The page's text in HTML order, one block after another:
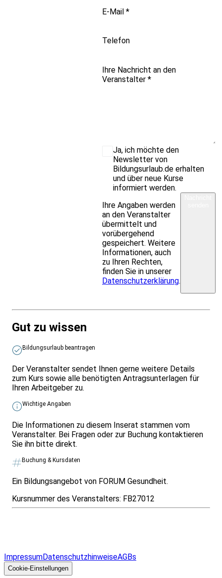
E-Mail *
Telefon
Ihre Nachricht an den
Veranstalter *
Ja, ich möchte den
Newsletter von
Bildungsurlaub.de erhalten
und über neue Kurse
informiert werden.
Ihre Angaben werden
an den Veranstalter
übermittelt und
vorübergehend
gespeichert. Weitere
Informationen, auch
zu Ihren Rechten,
finden Sie in unserer
Datenschutzerklärung.
Gut zu wissen
Bildungsurlaub beantragen
Der Veranstalter sendet Ihnen gerne weitere Details
zum Kurs sowie alle benötigten Antragsunterlagen für
Ihren Arbeitgeber zu.
Wichtige Angaben
Die Informationen zu diesem Inserat stammen vom
Veranstalter. Bei Fragen oder zur Buchung kontaktieren
Sie ihn bitte direkt.
Buchung & Kursdaten
Ein Bildungsangebot von FORUM Gesundheit.
Kursnummer des Veranstalters: FB27012
ImpressumDatenschutzhinweiseAGBs
Cookie-Einstellungen